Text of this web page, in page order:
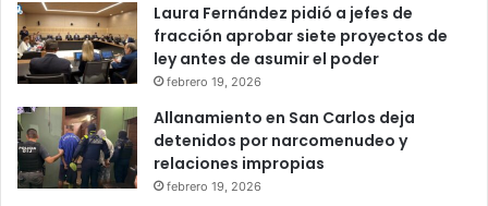
Laura Fernández pidió a jefes de
fracción aprobar siete proyectos de
ley antes de asumir el poder
febrero 19, 2026
Allanamiento en San Carlos deja
detenidos por narcomenudeo y
relaciones impropias
febrero 19, 2026